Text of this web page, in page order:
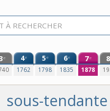
e 4e
1762
5e
1798
6e
1835
7e
1878
8
sous-tendante